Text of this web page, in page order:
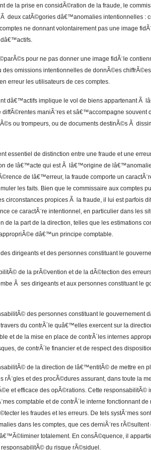
de la prise en considÃ©ration de la fraude, le
deux catÃ©gories dâ€™anomalies intentionnelles :
ne donnant volontairement pas une image
pour ne pas donner une image fidÃ¨le
des omissions intentionnelles de donnÃ©es
erreur les utilisateurs de ces comptes.
dâ€™actifs implique le vol de biens appartenant Ã
maniÃ¨res et sâ€™accompagne souvent
ou trompeurs, ou de documents destinÃ©s Ã
essentiel de distinction entre une fraude et une
de lâ€™acte qui est Ã lâ€™origine de
de lâ€™erreur, la fraude comporte un
les faits. Bien que le commissaire aux comptes
circonstances propices Ã la fraude, il lui est parfois
ce caractÃ¨re intentionnel, en particulier dans les
de la part de la direction, telles que les estimations
dâ€™un principe comptable.
dirigeants et des personnes constituant le
de la prÃ©vention et de la dÃ©tection des
Ã ses dirigeants et aux personnes constituant le
des personnes constituant le gouvernement
du contrÃ´le quâ€™elles exercent sur la
et de la mise en place de contrÃ´les internes
de contrÃ´le financier et de respect des
de la direction de lâ€™entitÃ© de mettre en
rÃ¨gles et des procÃ©dures assurant, dans toute la
et efficace des opÃ©rations. Cette responsabilitÃ©
comptable et de contrÃ´le interne fonctionnant de
les fraudes et les erreurs. De tels systÃ¨mes
dans les comptes, que ces derniÃ¨res
totalement. En consÃ©quence, il
du risque rÃ©siduel.